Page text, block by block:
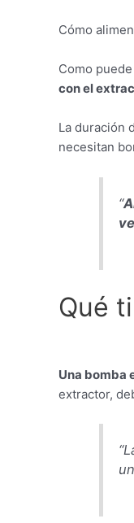
Cómo
Como
con el
La duración
necesitan
“
Qué
Una bomba
extractor,